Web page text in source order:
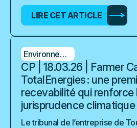
LIRE CET ARTICLE
Environnement
CP | 18.03.26 | Farmer
TotalEnergies : une
recevabilité qui renforce
jurisprudence climatique
Le tribunal de l’entreprise de